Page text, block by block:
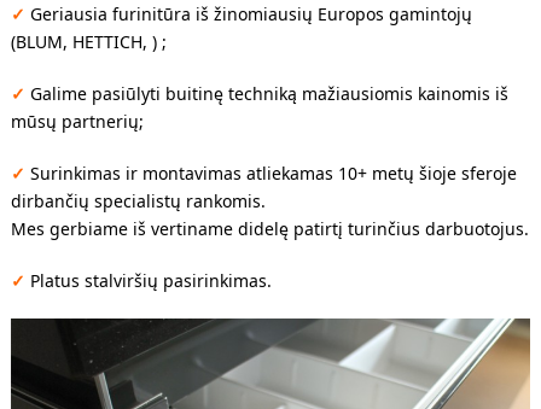
✓ Geriausia furinitūra iš žinomiausių Europos gamintojų
(BLUM, HETTICH, ) ;
✓ Galime pasiūlyti buitinę techniką mažiausiomis kainomis iš
mūsų partnerių;
✓ Surinkimas ir montavimas atliekamas 10+ metų šioje sferoje
dirbančių specialistų rankomis.
Mes gerbiame iš vertiname didelę patirtį turinčius darbuotojus.
✓ Platus stalviršių pasirinkimas.